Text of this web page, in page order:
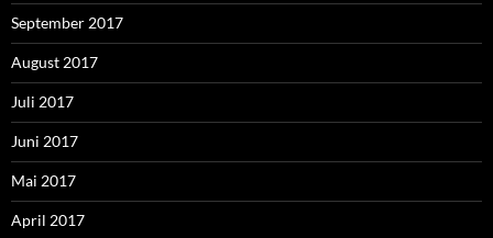
September 2017
August 2017
Juli 2017
Juni 2017
Mai 2017
April 2017